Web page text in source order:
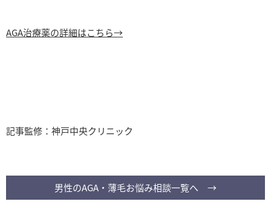
AGA治療薬の詳細はこちら→
記事監修：神戸中央クリニック
男性のAGA・薄毛お悩み相談一覧へ →